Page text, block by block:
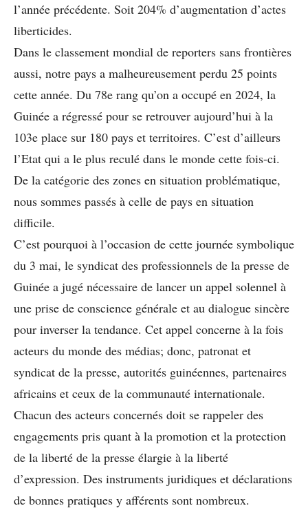
l’année précédente. Soit 204% d’augmentation d’actes
liberticides.
Dans le classement mondial de reporters sans frontières
aussi, notre pays a malheureusement perdu 25 points
cette année. Du 78e rang qu’on a occupé en 2024, la
Guinée a régressé pour se retrouver aujourd’hui à la
103e place sur 180 pays et territoires. C’est d’ailleurs
l’Etat qui a le plus reculé dans le monde cette fois-ci.
De la catégorie des zones en situation problématique,
nous sommes passés à celle de pays en situation
difficile.
C’est pourquoi à l’occasion de cette journée symbolique
du 3 mai, le syndicat des professionnels de la presse de
Guinée a jugé nécessaire de lancer un appel solennel à
une prise de conscience générale et au dialogue sincère
pour inverser la tendance. Cet appel concerne à la fois
acteurs du monde des médias; donc, patronat et
syndicat de la presse, autorités guinéennes, partenaires
africains et ceux de la communauté internationale.
Chacun des acteurs concernés doit se rappeler des
engagements pris quant à la promotion et la protection
de la liberté de la presse élargie à la liberté
d’expression. Des instruments juridiques et déclarations
de bonnes pratiques y afférents sont nombreux.